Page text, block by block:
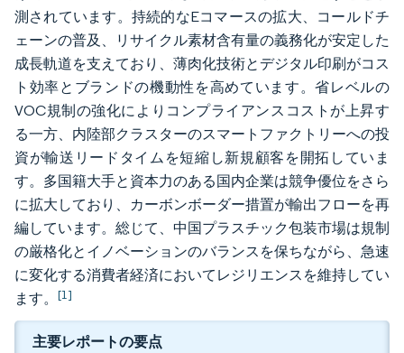
測されています。持続的なEコマースの拡大、コールドチ
ェーンの普及、リサイクル素材含有量の義務化が安定した
成長軌道を支えており、薄肉化技術とデジタル印刷がコス
ト効率とブランドの機動性を高めています。省レベルの
VOC規制の強化によりコンプライアンスコストが上昇す
る一方、内陸部クラスターのスマートファクトリーへの投
資が輸送リードタイムを短縮し新規顧客を開拓していま
す。多国籍大手と資本力のある国内企業は競争優位をさら
に拡大しており、カーボンボーダー措置が輸出フローを再
編しています。総じて、中国プラスチック包装市場は規制
の厳格化とイノベーションのバランスを保ちながら、急速
に変化する消費者経済においてレジリエンスを維持してい
ます。 [1]
主要レポートの要点